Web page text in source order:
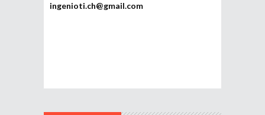
ingenioti.ch@gmail.com